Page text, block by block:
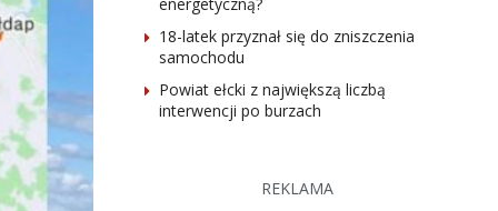
18-latek przyznał się do zniszczenia
samochodu
Powiat ełcki z największą liczbą
interwencji po burzach
REKLAMA